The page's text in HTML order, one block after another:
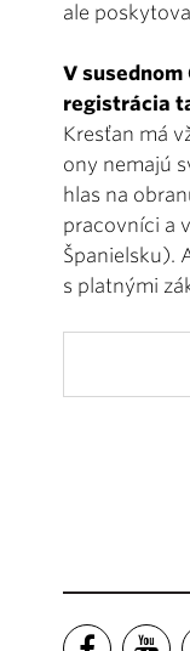
ale
V
registrácia
Kresťan má
ony nemajú
hlas na
pracovníci a
Španielsku).
s platnými